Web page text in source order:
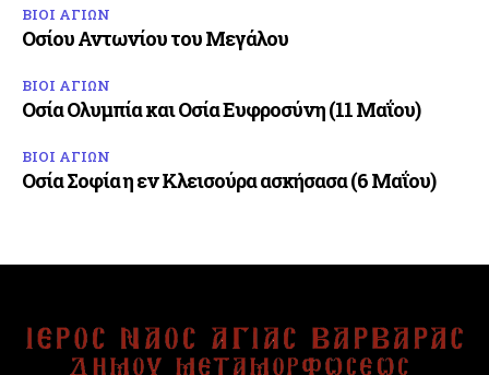
ΒΙΟΙ ΑΓΙΩΝ
Οσίου Αντωνίου του Μεγάλου
ΒΙΟΙ ΑΓΙΩΝ
Οσία Ολυμπία και Οσία Ευφροσύνη (11 Μαΐου)
ΒΙΟΙ ΑΓΙΩΝ
Οσία Σοφία η εν Κλεισούρα ασκήσασα (6 Μαΐου)